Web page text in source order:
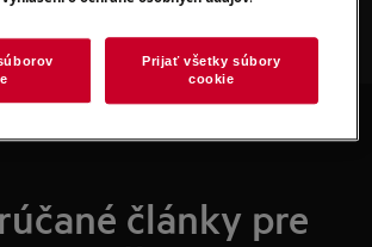
články pre
Prijať všetky súbory
cookie